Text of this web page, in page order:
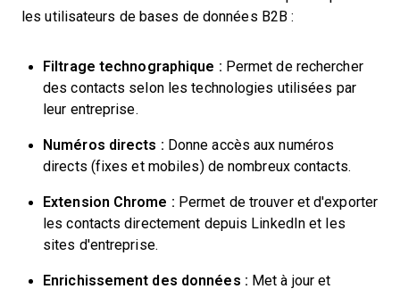
les utilisateurs de bases de données B2B :
Filtrage technographique : Permet de rechercher
des contacts selon les technologies utilisées par
leur entreprise.
Numéros directs : Donne accès aux numéros
directs (fixes et mobiles) de nombreux contacts.
Extension Chrome : Permet de trouver et d'exporter
les contacts directement depuis LinkedIn et les
sites d'entreprise.
Enrichissement des données : Met à jour et